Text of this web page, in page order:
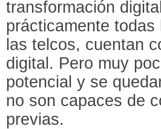
transformación
prácticamente
las telcos, cuentan
digital. Pero muy
potencial y se
no son capaces de
previas.